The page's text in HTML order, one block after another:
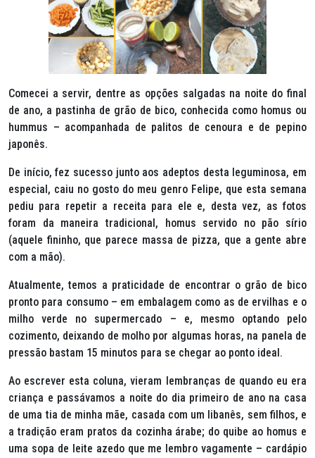
Comecei a servir, dentre as opções salgadas na noite do final
de ano, a pastinha de grão de bico, conhecida como homus ou
hummus – acompanhada de palitos de cenoura e de pepino
japonês.
De início, fez sucesso junto aos adeptos desta leguminosa, em
especial, caiu no gosto do meu genro Felipe, que esta semana
pediu para repetir a receita para ele e, desta vez, as fotos
foram da maneira tradicional,
homus servido no pão sírio
(aquele fininho, que parece massa de pizza, que a gente abre
com a mão).
Atualmente, temos a praticidade de encontrar o grão de bico
pronto para consumo – em embalagem como as de ervilhas e o
milho verde no supermercado – e, mesmo optando pelo
cozimento, deixando de molho por algumas horas, na panela de
pressão bastam 15 minutos para se chegar ao ponto ideal.
Ao escrever esta coluna, vieram lembranças de quando eu era
criança e passávamos a noite do dia primeiro de ano na casa
de uma tia de minha mãe, casada com um libanês, sem filhos, e
a tradição eram pratos da cozinha árabe; do quibe ao homus e
uma sopa de leite azedo que me lembro vagamente – cardápio